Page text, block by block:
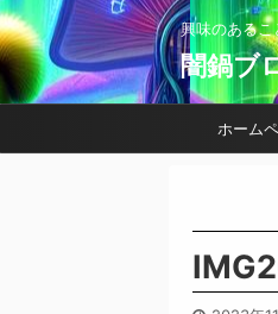
興味のある
闇鍋ブ
ホーム